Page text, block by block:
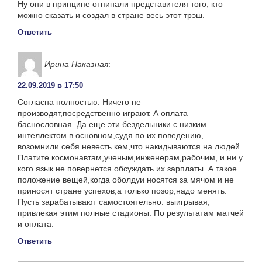
Ну они в принципе отпинали представителя того, кто
можно сказать и создал в стране весь этот трэш.
Ответить
Ирина Наказная:
22.09.2019 в 17:50
Согласна полностью. Ничего не
производят,посредственно играют. А оплата
баснословная. Да еще эти бездельники с низким
интеллектом в основном,судя по их поведению,
возомнили себя невесть кем,что накидываются на людей.
Платите космонавтам,ученым,инженерам,рабочим, и ни у
кого язык не повернется обсуждать их зарплаты. А такое
положение вещей,когда оболдуи носятся за мячом и не
приносят стране успехов,а только позор,надо менять.
Пусть зарабатывают самостоятельно. выигрывая,
привлекая этим полные стадионы. По результатам матчей
и оплата.
Ответить